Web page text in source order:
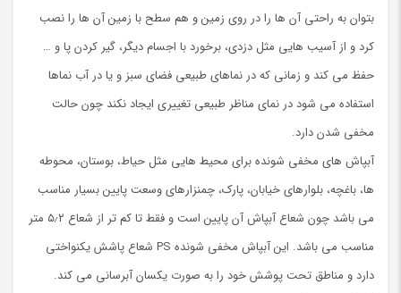
بتوان به راحتی آن ها را در روی زمین و هم سطح با زمین آن ها را نصب
کرد و از آسیب هایی مثل دزدی، برخورد با اجسام دیگر، گیر کردن پا و …
حفظ می کند و زمانی که در نماهای طبیعی فضای سبز و یا در آب نماها
استفاده می شود در نمای مناظر طبیعی تغییری ایجاد نکند چون حالت
مخفی شدن دارد.
آبپاش های مخفی شونده برای محیط هایی مثل حیاط، بوستان، محوطه
ها، باغچه، بلوارهای خیابان، پارک، چمنزارهای وسعت پایین بسیار مناسب
می باشد چون شعاع آبپاش آن پایین است و فقط تا کم تر از شعاع ۵٫۲ متر
مناسب می باشد. این آبپاش مخفی شونده PS شعاع پاشش یکنواختی
دارد و مناطق تحت پوشش خود را به صورت یکسان آبرسانی می کند.